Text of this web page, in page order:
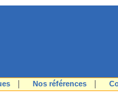
Nos références